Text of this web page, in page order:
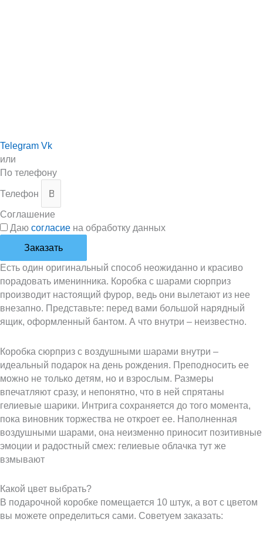
Telegram Vk
или
По телефону
Телефон
Соглашение
Даю согласие на обработку данных
Заказать
Есть один оригинальный способ неожиданно и красиво
порадовать именинника. Коробка с шарами сюрприз
производит настоящий фурор, ведь они вылетают из нее
внезапно. Представьте: перед вами большой нарядный
ящик, оформленный бантом. А что внутри – неизвестно.
Коробка сюрприз с воздушными шарами внутри –
идеальный подарок на день рождения. Преподносить ее
можно не только детям, но и взрослым. Размеры
впечатляют сразу, и непонятно, что в ней спрятаны
гелиевые шарики. Интрига сохраняется до того момента,
пока виновник торжества не откроет ее. Наполненная
воздушными шарами, она неизменно приносит позитивные
эмоции и радостный смех: гелиевые облачка тут же
взмывают
Какой цвет выбрать?
В подарочной коробке помещается 10 штук, а вот с цветом
вы можете определиться сами. Советуем заказать: